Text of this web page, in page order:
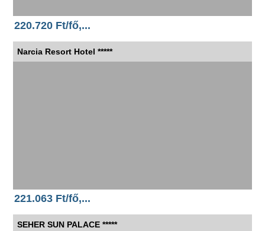
220.720 Ft/fő,...
Narcia Resort Hotel *****
221.063 Ft/fő,...
SEHER SUN PALACE *****